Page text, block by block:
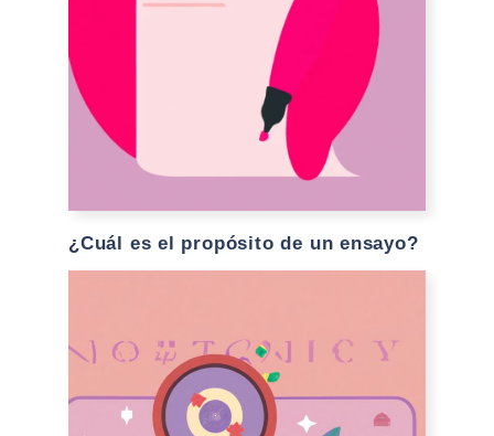
¿Cuál es el propósito de un ensayo?